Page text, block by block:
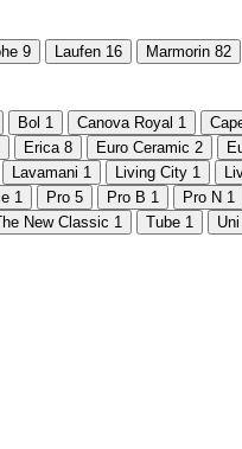
9 Laufen 16 Marmorin 82
Bol 1 Canova Royal 1
Erica 8 Euro Ceramic 2
Lavamani 1 Living City 1
1 Pro 5 Pro B 1 Pro N 1
New Classic 1 Tube 1 Uni